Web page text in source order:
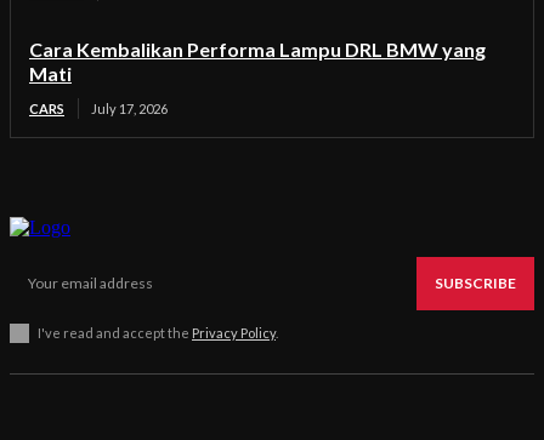
Cara Kembalikan Performa Lampu DRL BMW yang
Mati
CARS July 17, 2026
SUBSCRIBE
I've read and accept the Privacy Policy.